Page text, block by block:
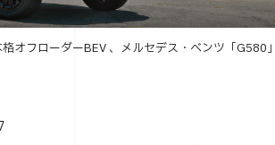
オフローダーBEV 、メルセデス・ベンツ「